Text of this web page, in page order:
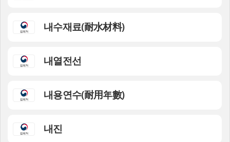
내수재료(耐水材料)
내열전선
내용연수(耐用年數)
내진